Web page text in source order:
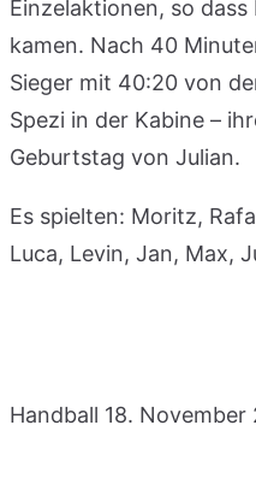
Einzelaktionen, so
kamen. Nach 40
Sieger mit 40:20 von
Spezi in der Kabine –
Geburtstag von Julian.
Es spielten: Moritz,
Luca, Levin, Jan, Max,
Handball 18. November